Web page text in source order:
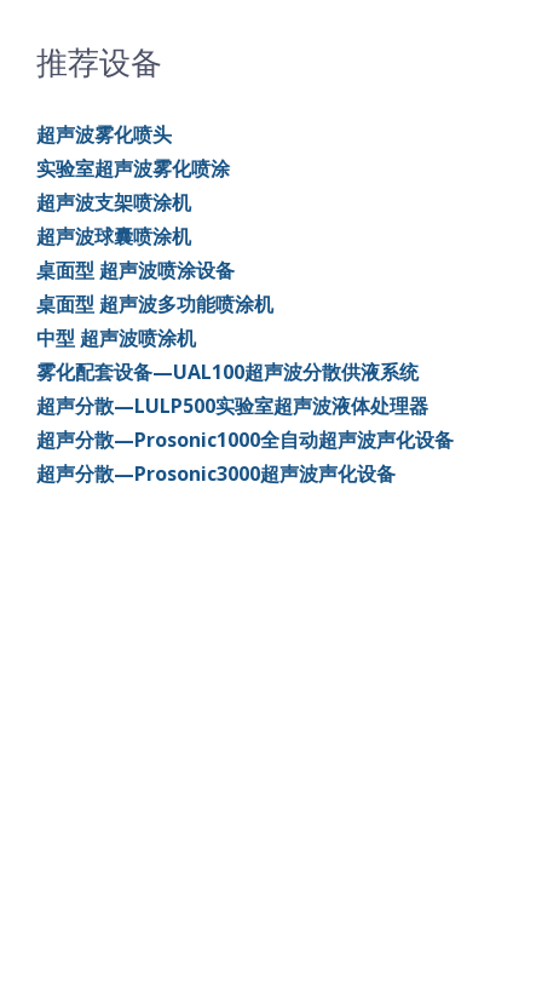
推荐设备
超声波雾化喷头
实验室超声波雾化喷涂
超声波支架喷涂机
超声波球囊喷涂机
桌面型 超声波喷涂设备
桌面型 超声波多功能喷涂机
中型 超声波喷涂机
雾化配套设备—UAL100超声波分散供液系统
超声分散—LULP500实验室超声波液体处理器
超声分散—Prosonic1000全自动超声波声化设备
超声分散—Prosonic3000超声波声化设备